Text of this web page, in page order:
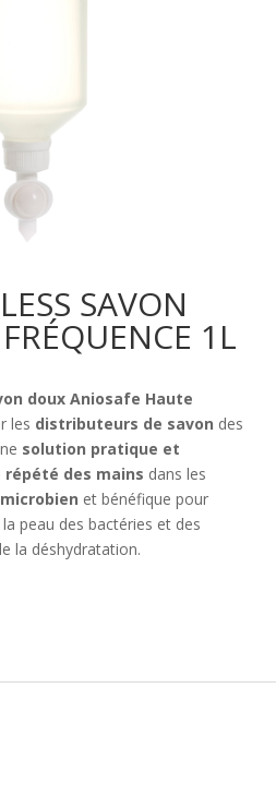
SAVON
1L
doux Aniosafe Haute
les distributeurs de savon des
solution pratique et
répété des mains dans les
et bénéfique pour
peau des bactéries et des
la déshydratation.